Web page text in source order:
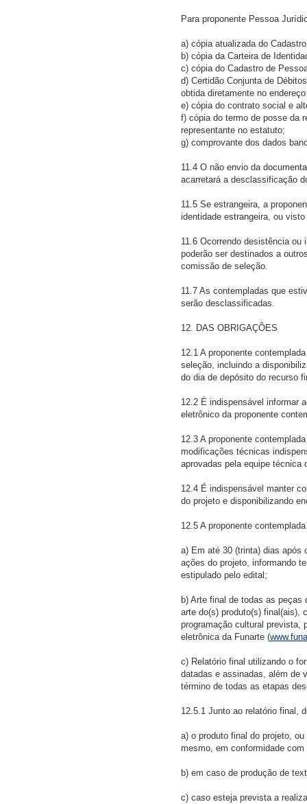
Para proponente Pessoa
a) cópia atualizada do
b) cópia da Carteira de
c) cópia do Cadastro de
d) Certidão Conjunta de
obtida diretamente no
e) cópia do contrato social e
f) cópia do termo de posse da
representante no estatuto;
g) comprovante dos dados
11.4 O não envio da
acarretará a desclassificação
11.5 Se estrangeira, a
identidade estrangeira, ou
11.6 Ocorrendo desistência
poderão ser destinados a
comissão de seleção.
11.7 As contempladas que
serão desclassificadas.
12. DAS OBRIGAÇÕES
12.1 A proponente
seleção, incluindo a
do dia de depósito do recurso
12.2 É indispensável informar
eletrônico da proponente
12.3 A proponente
modificações técnicas
aprovadas pela equipe técnica
12.4 É indispensável manter
do projeto e disponibilizando
12.5 A proponente
a) Em até 30 (trinta) dias após
ações do projeto, informando
estipulado pelo edital;
b) Arte final de todas as
arte do(s) produto(s) final(ais),
programação cultural prevista,
eletrônica da Funarte (
c) Relatório final utilizando o
datadas e assinadas, além de
término de todas as etapas
12.5.1 Junto ao relatório final,
a) o produto final do projeto,
mesmo, em conformidade
b) em caso de produção de
c) caso esteja prevista a